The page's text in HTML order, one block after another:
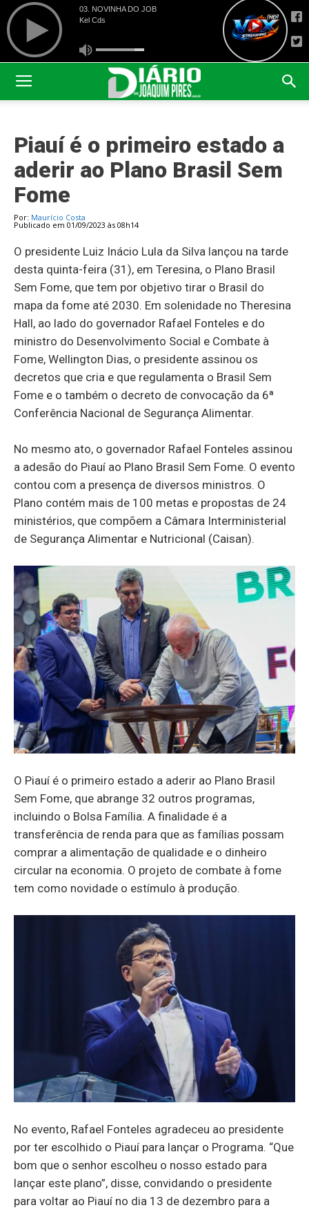
Piauí é o primeiro estado a
aderir ao Plano Brasil Sem
Fome
Por: Maurício Costa
Publicado em 01/09/2023 às 08h14
O presidente Luiz Inácio Lula da Silva lançou na tarde
desta quinta-feira (31), em Teresina, o Plano Brasil
Sem Fome, que tem por objetivo tirar o Brasil do
mapa da fome até 2030. Em solenidade no Theresina
Hall, ao lado do governador Rafael Fonteles e do
ministro do Desenvolvimento Social e Combate à
Fome, Wellington Dias, o presidente assinou os
decretos que cria e que regulamenta o Brasil Sem
Fome e o também o decreto de convocação da 6ª
Conferência Nacional de Segurança Alimentar.
No mesmo ato, o governador Rafael Fonteles assinou
a adesão do Piauí ao Plano Brasil Sem Fome. O evento
contou com a presença de diversos ministros. O
Plano contém mais de 100 metas e propostas de 24
ministérios, que compõem a Câmara Interministerial
de Segurança Alimentar e Nutricional (Caisan).
O Piauí é o primeiro estado a aderir ao Plano Brasil
Sem Fome, que abrange 32 outros programas,
incluindo o Bolsa Família. A finalidade é a
transferência de renda para que as famílias possam
comprar a alimentação de qualidade e o dinheiro
circular na economia. O projeto de combate à fome
tem como novidade o estímulo à produção.
No evento, Rafael Fonteles agradeceu ao presidente
por ter escolhido o Piauí para lançar o Programa. “Que
bom que o senhor escolheu o nosso estado para
lançar este plano”, disse, convidando o presidente
para voltar ao Piauí no dia 13 de dezembro para a